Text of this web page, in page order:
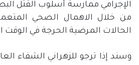
الإجرامي ممارسة أسلوب القتل
من خلال الاهمال الصحي
الحالات المرضية الحرجة في
وسند إذا ترجو للزهراني الشفاء